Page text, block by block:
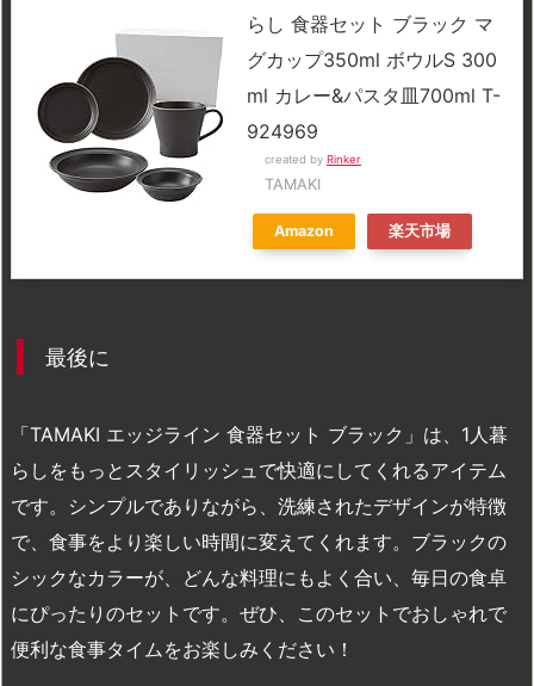
らし 食器セット ブラック マ
グカップ350ml ボウルS 300
ml カレー&パスタ皿700ml T-
924969
created by Rinker
TAMAKI
Amazon 楽天市場
最後に
「TAMAKI エッジライン 食器セット ブラック」は、1人暮
らしをもっとスタイリッシュで快適にしてくれるアイテム
です。シンプルでありながら、洗練されたデザインが特徴
で、食事をより楽しい時間に変えてくれます。ブラックの
シックなカラーが、どんな料理にもよく合い、毎日の食卓
にぴったりのセットです。ぜひ、このセットでおしゃれで
便利な食事タイムをお楽しみください！